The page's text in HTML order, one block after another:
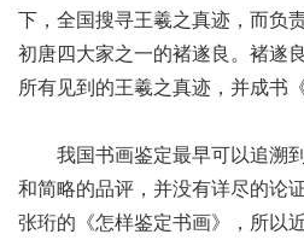
下，全国搜寻王羲之真迹，而负
初唐四大家之一的褚遂良。褚遂
所有见到的王羲之真迹，并成书
我国书画鉴定最早可以追溯
和简略的品评，并没有详尽的论
张珩的《怎样鉴定书画》，所以